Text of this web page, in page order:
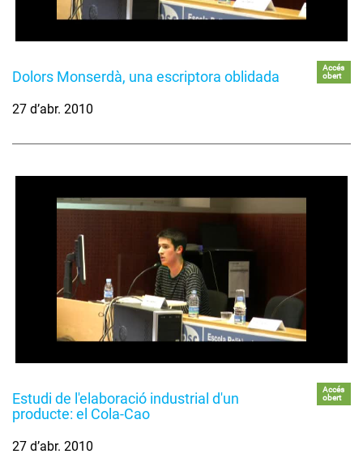
Dolors Monserdà, una escriptora oblidada
Accés
obert
27 d’abr. 2010
Estudi de l'elaboració industrial d'un
producte: el Cola-Cao
Accés
obert
27 d’abr. 2010